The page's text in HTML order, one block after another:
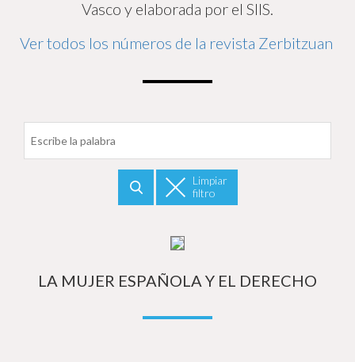
Vasco y elaborada por el SIIS.
Ver todos los números de la revista Zerbitzuan
Filtrar por fecha
Limpiar
filtro
LA MUJER ESPAÑOLA Y EL DERECHO